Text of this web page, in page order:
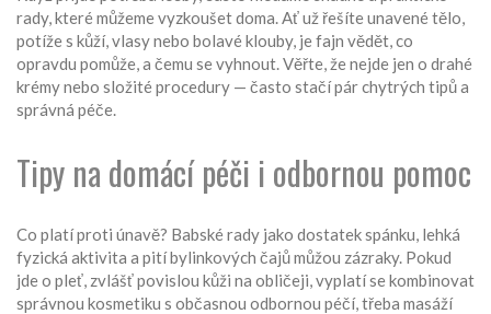
rady, které můžeme vyzkoušet doma. Ať už řešíte unavené tělo,
potíže s kůží, vlasy nebo bolavé klouby, je fajn vědět, co
opravdu pomůže, a čemu se vyhnout. Věřte, že nejde jen o drahé
krémy nebo složité procedury — často stačí pár chytrých tipů a
správná péče.
Tipy na domácí péči i odbornou pomoc
Co platí proti únavě? Babské rady jako dostatek spánku, lehká
fyzická aktivita a pití bylinkových čajů můžou zázraky. Pokud
jde o pleť, zvlášť povislou kůži na obličeji, vyplatí se kombinovat
správnou kosmetiku s občasnou odbornou péčí, třeba masáží